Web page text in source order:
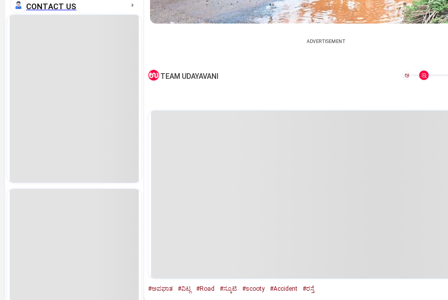
CONTACT US
ADVERTISEMENT
TEAM UDAYAVANI ಅ
#ಅಪಘಾತ #ವಿಟ್ಲ #Road #ಸ್ಕೂಟಿ #scooty #Accident #ರಸ್ತೆ